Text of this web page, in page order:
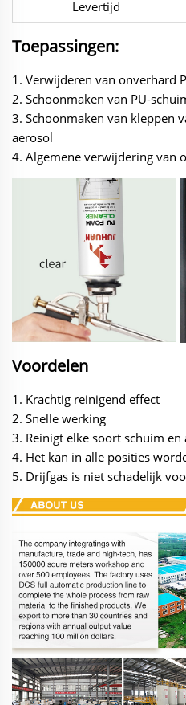
Levertijd
Toepassingen:
1. Verwijderen van onverhard
2. Schoonmaken van PU-
3. Schoonmaken van kleppen
aerosol
4. Algemene verwijdering van
Voordelen
1. Krachtig reinigend effect
2. Snelle werking
3. Reinigt elke soort schuim
4. Het kan in alle posities
5. Drijfgas is niet schadelijk